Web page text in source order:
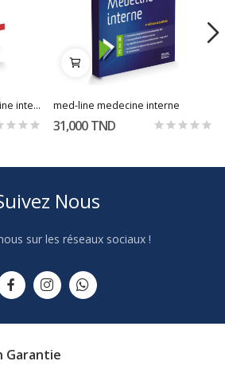
Livre de l'interne - Médecine interne med-line medecine interne
31,000 TND
Nous
sur les réseaux sociaux !
Garantie